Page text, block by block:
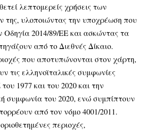
λεπτομερείς χρήσεις των
της, υλοποιώντας την υποχρέωση που
Οδηγία 2014/89/ΕΕ και ασκώντας τα
από το Διεθνές Δίκαιο.
που αποτυπώνονται στον χάρτη,
τις ελληνοϊταλικές συμφωνίες
1977 και του 2020 και την
συμφωνία του 2020, ενώ συμπίπτουν
από τον νόμο 4001/2011.
περιοχές,